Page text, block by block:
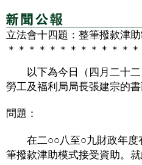
立法會十四題：整筆撥款津
＊＊＊＊＊＊＊＊＊＊＊＊
以下為今日（四月二十二
勞工及福利局局長張建宗的
問題：
在二○○八至○九財政年度
筆撥款津助模式接受資助。